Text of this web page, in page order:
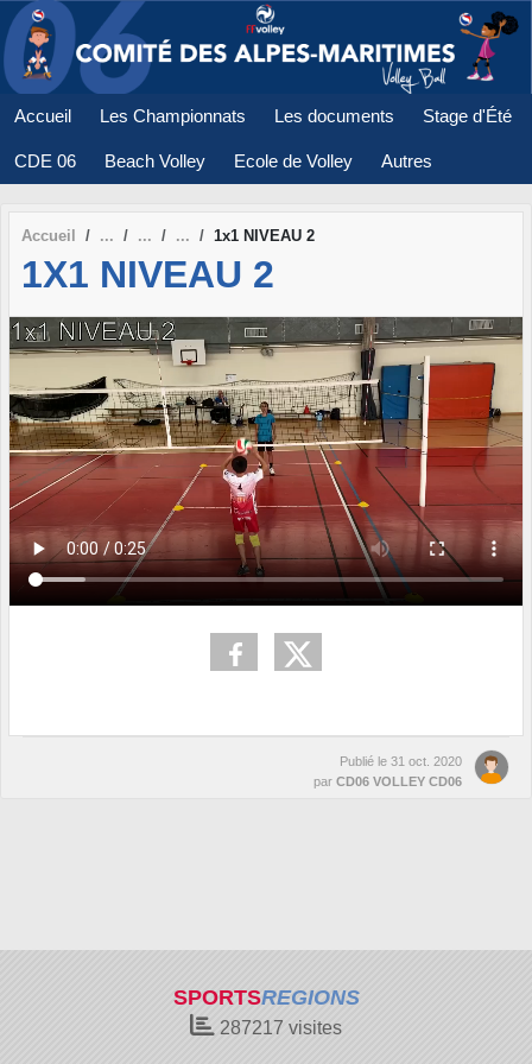
Accueil Les Championnats Les documents Stage d'Été
CDE 06 Beach Volley Ecole de Volley Autres
Accueil 1x1 NIVEAU 2
1X1 NIVEAU 2
Publié le 31 oct. 2020
par CD06 VOLLEY CD06
SPORTSREGIONS
287217 visites
Panneau de gestion des cookies